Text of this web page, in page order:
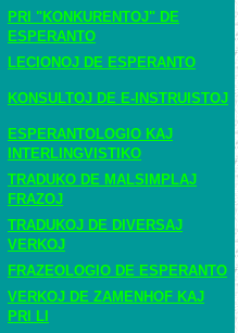
PRI "KONKURENTOJ" DE
ESPERANTO
LECIONOJ DE ESPERANTO
KONSULTOJ DE E-INSTRUISTOJ
ESPERANTOLOGIO KAJ
INTERLINGVISTIKO
TRADUKO DE MALSIMPLAJ
FRAZOJ
TRADUKOJ DE DIVERSAJ
VERKOJ
FRAZEOLOGIO DE ESPERANTO
VERKOJ DE ZAMENHOF KAJ
PRI LI